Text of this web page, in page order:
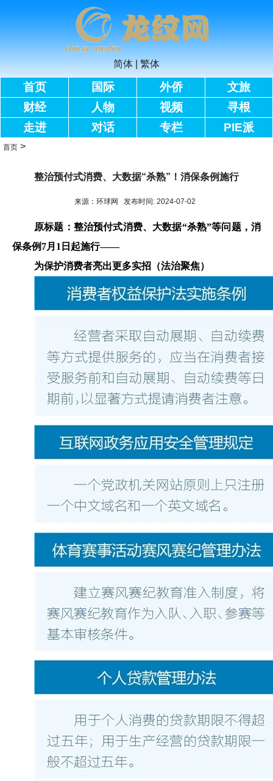
简体 繁体
首页 国际 外侨
文旅
财经
人物 视频
寻根
走进
对话 专栏 PIE派
首页 >
整治预付式消费、大数据“杀熟”！消保条例施行
来源：环球网 发布时间: 2024-07-02
原标题：整治预付式消费、大数据“杀熟”等问题，消
保条例7月1日起施行——
为保护消费者亮出更多实招（法治聚焦）